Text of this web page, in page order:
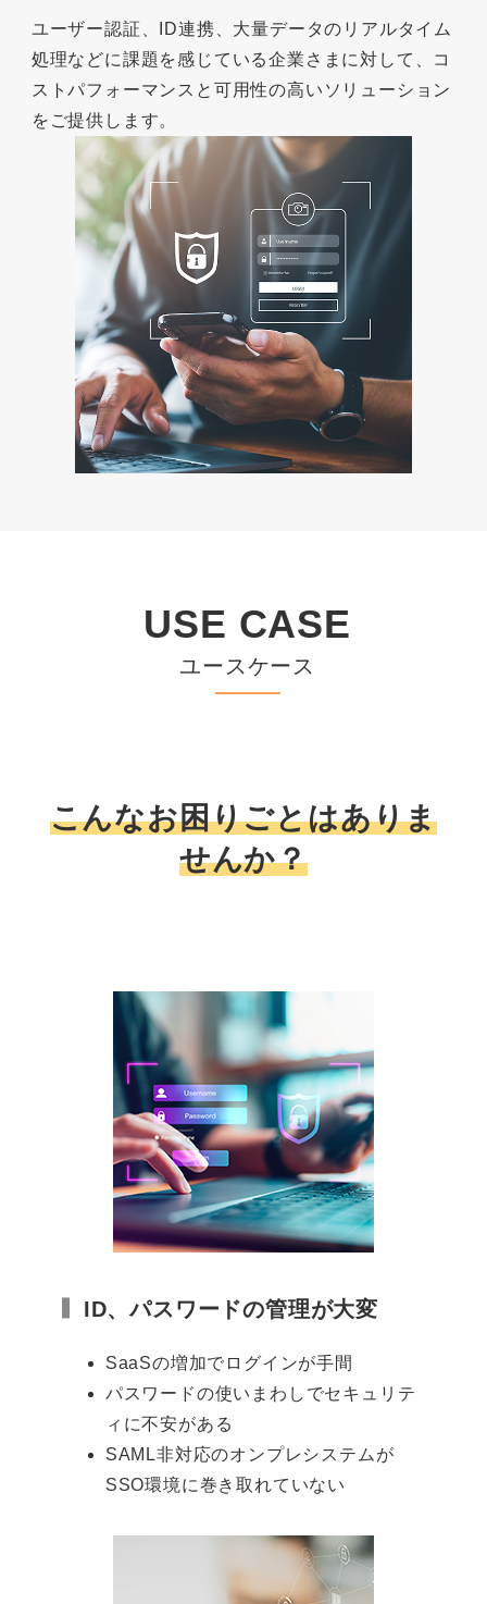
ユーザー認証、ID連携、大量データのリアルタイム
処理などに課題を感じている企業さまに対して、コ
ストパフォーマンスと可用性の高いソリューション
をご提供します。
USE CASE
ユースケース
こんなお困りごとはありま
せんか？
ID、パスワードの管理が大変
SaaSの増加でログインが手間
パスワードの使いまわしでセキュリテ
ィに不安がある
SAML非対応のオンプレシステムが
SSO環境に巻き取れていない